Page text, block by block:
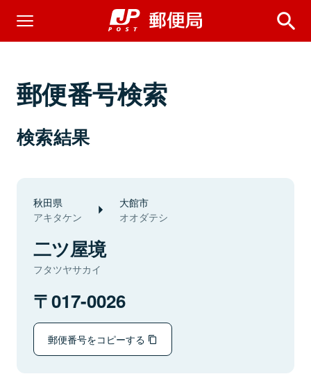
郵便番号検索
検索結果
秋田県
アキタケン
大館市
オオダテシ
二ツ屋境
フタツヤサカイ
017-0026
郵便番号をコピーする